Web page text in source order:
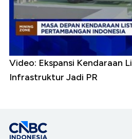
Video: Ekspansi Kendaraan
Infrastruktur Jadi PR